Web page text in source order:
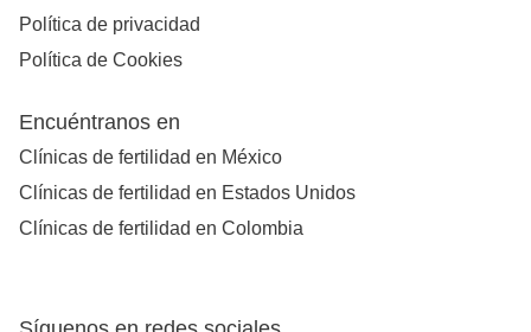
Política de privacidad
Política de Cookies
Encuéntranos en
Clínicas de fertilidad en México
Clínicas de fertilidad en Estados Unidos
Clínicas de fertilidad en Colombia